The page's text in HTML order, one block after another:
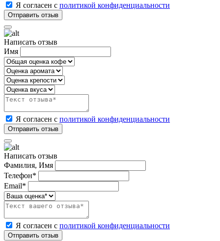
Я согласен с политикой конфиденциальности
Написать отзыв
Имя
Я согласен с политикой конфиденциальности
Написать отзыв
Фамилия, Имя
Телефон*
Email*
Я согласен с политикой конфиденциальности